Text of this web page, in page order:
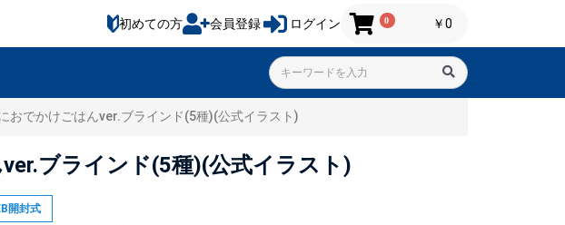
初めての方 会員登録 ログイン 0 ￥0
おでかけごはんver.ブラインド(5種)(公式イラスト)
ブラインド(5種)(公式イラスト)
開封式